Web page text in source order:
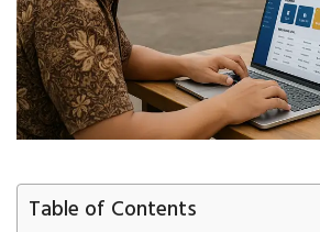
Table of Contents